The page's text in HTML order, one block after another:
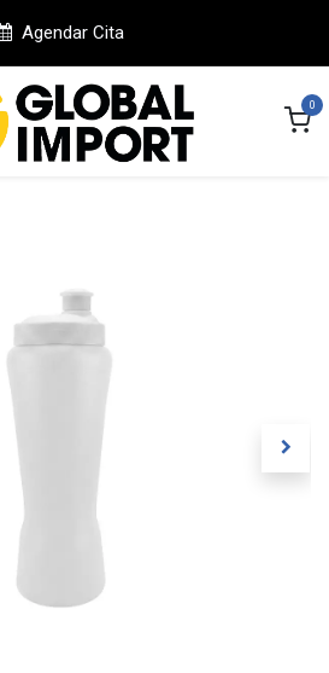
Agendar Cita
0